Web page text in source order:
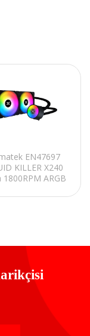
EN47697
KILLER X240
1800RPM ARGB
240mm Sıvı